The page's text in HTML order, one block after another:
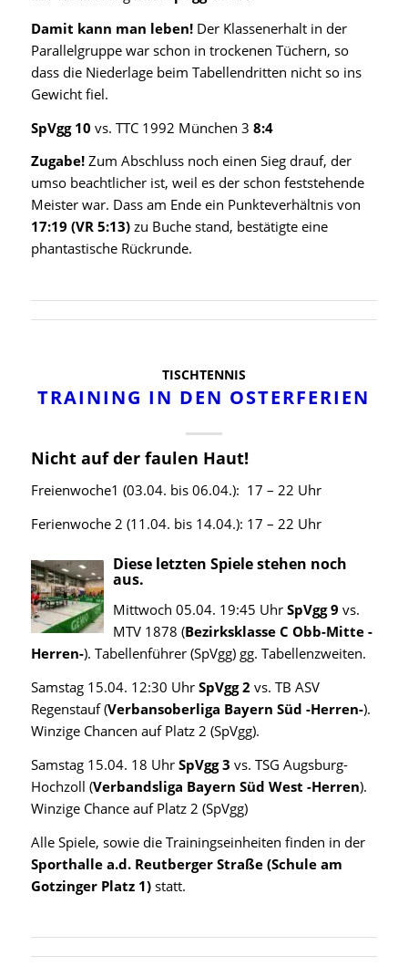
Damit kann man leben!Der Klassenerhalt in der
Parallelgruppe war schon in trockenen Tüchern, so
dass die Niederlage beim Tabellendritten nicht so ins
Gewicht fiel.
SpVgg 10 vs. TTC 1992 München 3 8:4
Zugabe!Zum Abschluss noch einen Sieg drauf, der
umso beachtlicher ist, weil es der schon feststehende
Meister war. Dass am Ende ein Punkteverhältnis von
17:19 (VR 5:13)zu Buche stand, bestätigte eine
phantastische Rückrunde.
TISCHTENNIS
TRAINING IN DEN OSTERFERIEN
Nicht auf der faulen Haut!
Freienwoche1 (03.04. bis 06.04.): 17 – 22 Uhr
Ferienwoche 2 (11.04. bis 14.04.): 17 – 22 Uhr
Diese letzten Spiele stehen noch
aus.
Mittwoch 05.04. 19:45 Uhr SpVgg 9 vs.
MTV 1878 (Bezirksklasse C Obb-Mitte -
Herren-). Tabellenführer (SpVgg) gg. Tabellenzweiten.
Samstag 15.04. 12:30 Uhr SpVgg 2vs. TB ASV
Regenstauf (Verbansoberliga Bayern Süd -Herren-).
Winzige Chancen auf Platz 2 (SpVgg).
Samstag 15.04. 18 Uhr SpVgg 3 vs. TSG Augsburg-
Hochzoll (Verbandsliga Bayern Süd West -Herren).
Winzige Chance auf Platz 2 (SpVgg)
Alle Spiele, sowie die Trainingseinheiten finden in der
Sporthalle a.d. Reutberger Straße (Schule am
Gotzinger Platz 1)statt.